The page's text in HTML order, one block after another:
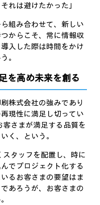
れは避けたかった」
組み合わせて、新しい
からこそ、常に情報収
入した際は時間をかけ
。
を高め未来を創る
株式会社の強みであり
現性に満足し切ってい
さまが満足する品質を
く、という。
タッフを配置し、時に
でプロジェクト化する
るお客さまの要望はま
あろうが、お客さまの